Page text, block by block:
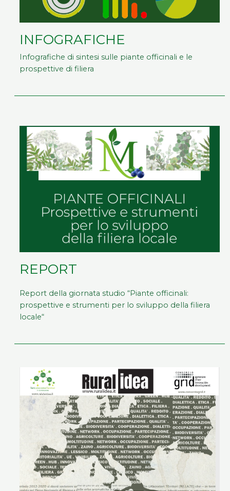
INFOGRAFICHE
Infografiche di sintesi sulle piante officinali e le
prospettive di filiera
REPORT
Report della giornata studio “Piante officinali:
prospettive e strumenti per lo sviluppo della filiera
locale“